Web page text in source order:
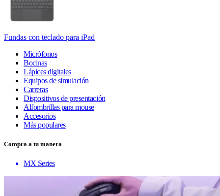
Fundas con teclado para iPad
Micrófonos
Bocinas
Lápices digitales
Equipos de simulación
Carreras
Dispositivos de presentación
Alfombrillas para mouse
Accesorios
Más populares
Compra a tu manera
MX Series